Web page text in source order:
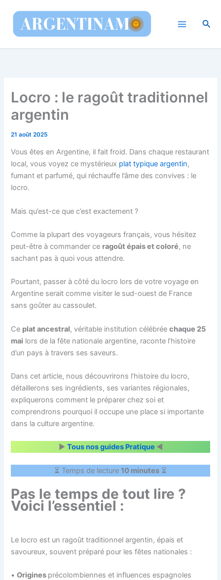
contenu
Locro : le ragoût traditionnel
argentin
21 août 2025
Vous êtes en Argentine, il fait froid. Dans chaque restaurant
local, vous voyez ce mystérieux plat typique argentin,
fumant et parfumé, qui réchauffe l’âme des convives : le
locro.
Mais qu’est-ce que c’est exactement ?
Comme la plupart des voyageurs français, vous hésitez
peut-être à commander ce ragoût épais et coloré, ne
sachant pas à quoi vous attendre.
Pourtant, passer à côté du locro lors de votre voyage en
Argentine serait comme visiter le sud-ouest de France
sans goûter au cassoulet.
Ce plat ancestral, véritable institution célébréechaque 25
mai lors de la fête nationale argentine, raconte l’histoire
d’un pays à travers ses saveurs.
Dans cet article, nous découvrirons l’histoire du locro,
détaillerons ses ingrédients, ses variantes régionales,
expliquerons comment le préparer chez soi et
comprendrons pourquoi il occupe une place si importante
dans la culture argentine.
▶ Tous nos guides Pratique ◀
⏳ Temps de lecture 10 minutes ⏳
Pas le temps de tout lire ?
Voici l’essentiel :
Le locro est un ragoût traditionnel argentin, épais et
savoureux, souvent préparé pour les fêtes nationales :
•Origines précolombiennes et influences espagnoles